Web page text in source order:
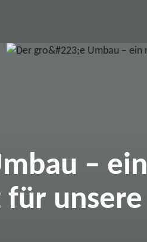
– ein
für unsere